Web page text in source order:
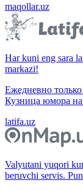
maqollar.uz
Har kuni eng sara
markazi!
Ежедневно
Кузница юмора на
latifa.uz
Valyutani yuqori
beruvchi servis.